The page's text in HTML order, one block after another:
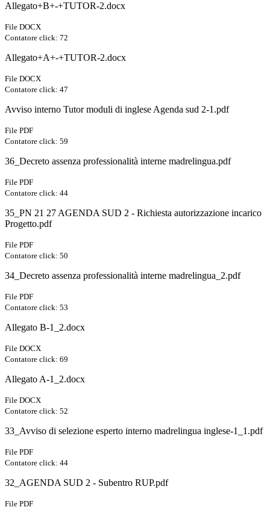
Allegato+B+-+TUTOR-2.docx
File DOCX
Contatore click: 72
Allegato+A+-+TUTOR-2.docx
File DOCX
Contatore click: 47
Avviso interno Tutor moduli di inglese Agenda sud 2-1.pdf
File PDF
Contatore click: 59
36_Decreto assenza professionalità interne madrelingua.pdf
File PDF
Contatore click: 44
35_PN 21 27 AGENDA SUD 2 - Richiesta autorizzazione incarico
Progetto.pdf
File PDF
Contatore click: 50
34_Decreto assenza professionalità interne madrelingua_2.pdf
File PDF
Contatore click: 53
Allegato B-1_2.docx
File DOCX
Contatore click: 69
Allegato A-1_2.docx
File DOCX
Contatore click: 52
33_Avviso di selezione esperto interno madrelingua inglese-1_1.pdf
File PDF
Contatore click: 44
32_AGENDA SUD 2 - Subentro RUP.pdf
File PDF